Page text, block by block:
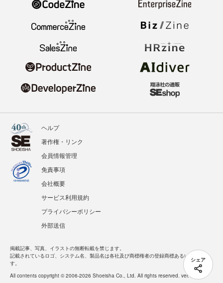
シェア
ヘルプ
著作権・リンク
会員情報管理
免責事項
会社概要
サービス利用規約
プライバシーポリシー
外部送信
掲載記事、写真、イラストの無断転載を禁じます。
記載されているロゴ、システム名、製品名は各社及び商標権者の登録商標あるいは商標で
す。
All contents copyright © 2006-2026 Shoeisha Co., Ltd. All rights reserved. ver.1.5